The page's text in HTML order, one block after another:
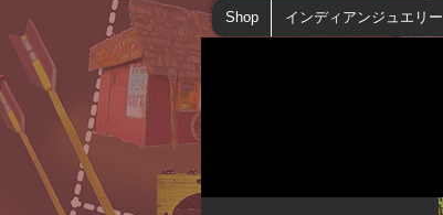
Shop インディアンジュエリー